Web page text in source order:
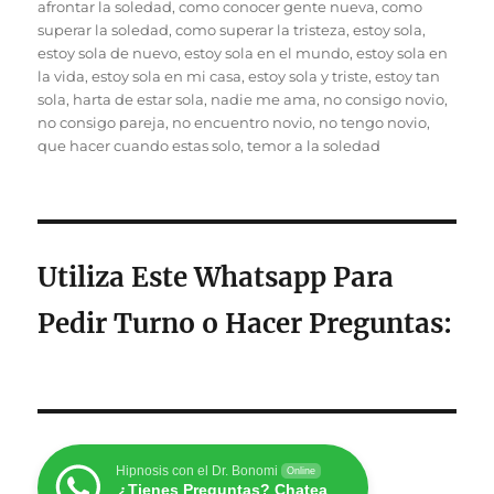
afrontar la soledad,como conocer gente nueva,como
superar la soledad,como superar la tristeza,estoy sola,
estoy sola de nuevo,estoy sola en el mundo,estoy sola en
la vida,estoy sola en mi casa,estoy sola y triste,estoy tan
sola, harta de estar sola, nadie me ama, no consigo novio,
no consigo pareja, no encuentro novio, no tengo novio,
que hacer cuando estas solo,temor a la soledad
Utiliza Este Whatsapp Para
Pedir Turno o Hacer Preguntas:
Hipnosis con el Dr. Bonomi Online
¿Tienes Preguntas? Chatea